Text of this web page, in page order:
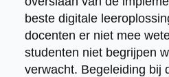
beste digitale
docenten er niet mee
studenten niet begrijpen
verwacht. Begeleiding bij